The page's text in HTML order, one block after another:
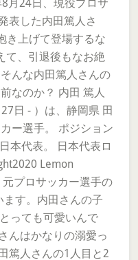
月24日、現役プロサ
表した内田篤人さ
き上げて登場するな
て、引退後もなお絶
んな内田篤人さんの
なのか？ 内田 篤人
日 - ）は、静岡県 田
ー選手。 ポジション
本代表。 日本代表ロ
Lemon
元プロサッカー選手の
す。内田さんの子
っても可愛いんで
んはかなりの溺愛っ
篤人さんの1人目と2